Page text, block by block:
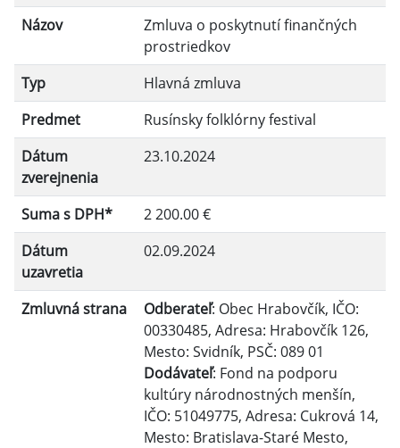
Suma od:
Suma do:
Názov
Zmluva o poskytnutí finančných
prostriedkov
Typ
Hlavná zmluva
Predmet
Rusínsky folklórny festival
Dátum
zverejnenia
23.10.2024
Suma s DPH*
2 200.00 €
Dátum
uzavretia
02.09.2024
Zmluvná strana Odberateľ: Obec Hrabovčík, IČO:
00330485, Adresa: Hrabovčík 126,
Mesto: Svidník, PSČ: 089 01
Dodávateľ: Fond na podporu
kultúry národnostných menšín,
IČO: 51049775, Adresa: Cukrová 14,
Mesto: Bratislava-Staré Mesto,